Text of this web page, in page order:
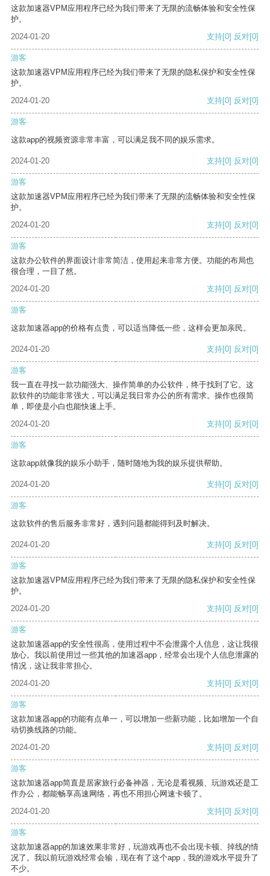
这款加速器VPM应用程序已经为我们带来了无限的流畅体验和安全性保
护。
2024-01-20
支持[0] 反对[0]
游客
这款加速器VPM应用程序已经为我们带来了无限的隐私保护和安全性保
护。
2024-01-20
支持[0] 反对[0]
游客
这款app的视频资源非常丰富，可以满足我不同的娱乐需求。
2024-01-20 支持[0] 反对[0]
游客
这款加速器VPM应用程序已经为我们带来了无限的流畅体验和安全性保
护。
2024-01-20
支持[0] 反对[0]
游客
这款办公软件的界面设计非常简洁，使用起来非常方便。功能的布局也
很合理，一目了然。
2024-01-20
支持[0] 反对[0]
游客
这款加速器app的价格有点贵，可以适当降低一些，这样会更加亲民。
2024-01-20 支持[0] 反对[0]
游客
我一直在寻找一款功能强大、操作简单的办公软件，终于找到了它。这
款软件的功能非常强大，可以满足我日常办公的所有需求。操作也很简
单，即使是小白也能快速上手。
2024-01-20
支持[0] 反对[0]
游客
这款app就像我的娱乐小助手，随时随地为我的娱乐提供帮助。
2024-01-20 支持[0] 反对[0]
游客
这款软件的售后服务非常好，遇到问题都能得到及时解决。
2024-01-20 支持[0] 反对[0]
游客
这款加速器VPM应用程序已经为我们带来了无限的隐私保护和安全性保
护。
2024-01-20
支持[0] 反对[0]
游客
这款加速器app的安全性很高，使用过程中不会泄露个人信息，这让我很
放心。我以前使用过一些其他的加速器app，经常会出现个人信息泄露的
情况，这让我非常担心。
2024-01-20
支持[0] 反对[0]
游客
这款加速器app的功能有点单一，可以增加一些新功能，比如增加一个自
动切换线路的功能。
2024-01-20
支持[0] 反对[0]
游客
这款加速器app简直是居家旅行必备神器，无论是看视频、玩游戏还是工
作办公，都能畅享高速网络，再也不用担心网速卡顿了。
2024-01-20
支持[0] 反对[0]
游客
这款加速器app的加速效果非常好，玩游戏再也不会出现卡顿、掉线的情
况了。我以前玩游戏经常会输，现在有了这个app，我的游戏水平提升了
不少。